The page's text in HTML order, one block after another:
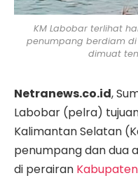
KM Labobar terlihat
penumpang berdiam
dimuat
Netranews.co.id,
Labobar (pelra)
Kalimantan Selatan
penumpang dan dua
di perairan